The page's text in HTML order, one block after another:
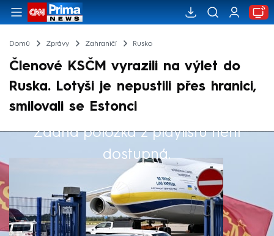
Domů Zprávy Zahraničí Rusko
Členové KSČM vyrazili na výlet do
Ruska. Lotyši je nepustili přes hranici,
smilovali se Estonci
Žádná položka z playlistu není
dostupná.
Výběr redakce